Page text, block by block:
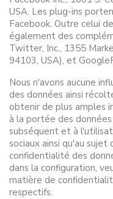
USA. Les plug-ins
Facebook. Outre celui
également des
Twitter, Inc., 1355
94103, USA), et
Nous n'avons aucune
des données ainsi
obtenir de plus amples
à la portée des
subséquent et à
sociaux ainsi qu'au
confidentialité des
dans la configuration,
matière de
respectifs.